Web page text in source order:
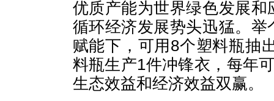
优质产能为世界绿色发展
循环经济发展势头迅猛。
赋能下，可用8个塑料瓶抽
料瓶生产1件冲锋衣，每年
生态效益和经济效益双赢。